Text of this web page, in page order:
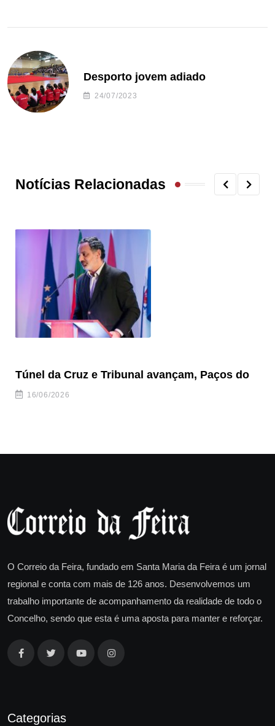
Desporto jovem adiado
24/07/2023
Notícias Relacionadas
Túnel da Cruz e Tribunal avançam, Paços do
16/06/2026
O Correio da Feira, fundado em Santa Maria da Feira é um jornal
regional e conta com mais de 126 anos. Desenvolvemos um
trabalho importante de acompanhamento da realidade de todo o
Concelho, sendo que esta é uma aposta para manter e reforçar.
Categorias